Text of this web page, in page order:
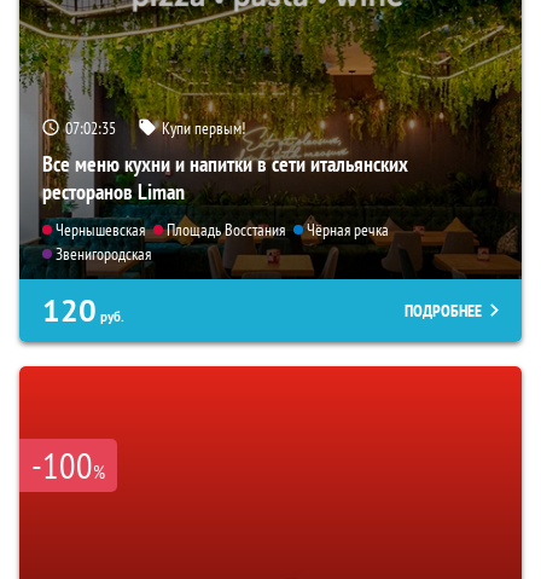
07:02:34 Купи первым!
Все меню кухни и напитки в сети итальянских
ресторанов Liman
Чернышевская Площадь Восстания
Чёрная речка
Звенигородская
120 руб. ПОДРОБНЕЕ
-100%